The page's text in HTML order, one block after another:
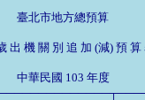
臺北市地方總預算
歲 出 機 關 別 追 加 (減) 預
中華民國 103 年度